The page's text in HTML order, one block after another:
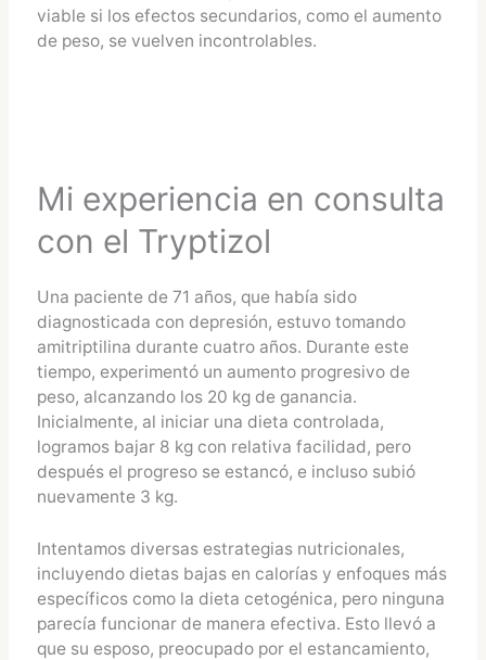
viable si los efectos secundarios, como el aumento
de peso, se vuelven incontrolables.
Mi experiencia en consulta
con el Tryptizol
Una paciente de 71 años, que había sido
diagnosticada con depresión, estuvo tomando
amitriptilina durante cuatro años. Durante este
tiempo, experimentó un aumento progresivo de
peso, alcanzando los 20 kg de ganancia.
Inicialmente, al iniciar una dieta controlada,
logramos bajar 8 kg con relativa facilidad, pero
después el progreso se estancó, e incluso subió
nuevamente 3 kg.
Intentamos diversas estrategias nutricionales,
incluyendo dietas bajas en calorías y enfoques más
específicos como la dieta cetogénica, pero ninguna
parecía funcionar de manera efectiva. Esto llevó a
que su esposo, preocupado por el estancamiento,